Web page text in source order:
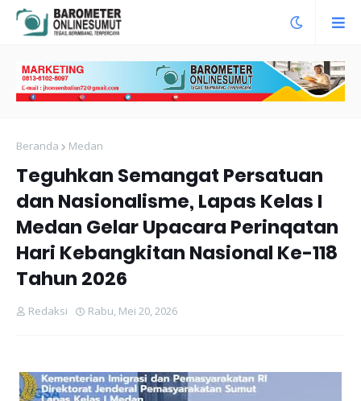
Beranda Medan
Teguhkan Semangat Persatuan
dan Nasionalisme, Lapas Kelas I
Medan Gelar Upacara Perinqatan
Hari Kebangkitan Nasional Ke-118
Tahun 2026
Redaksi Rabu, Mei 20, 2026